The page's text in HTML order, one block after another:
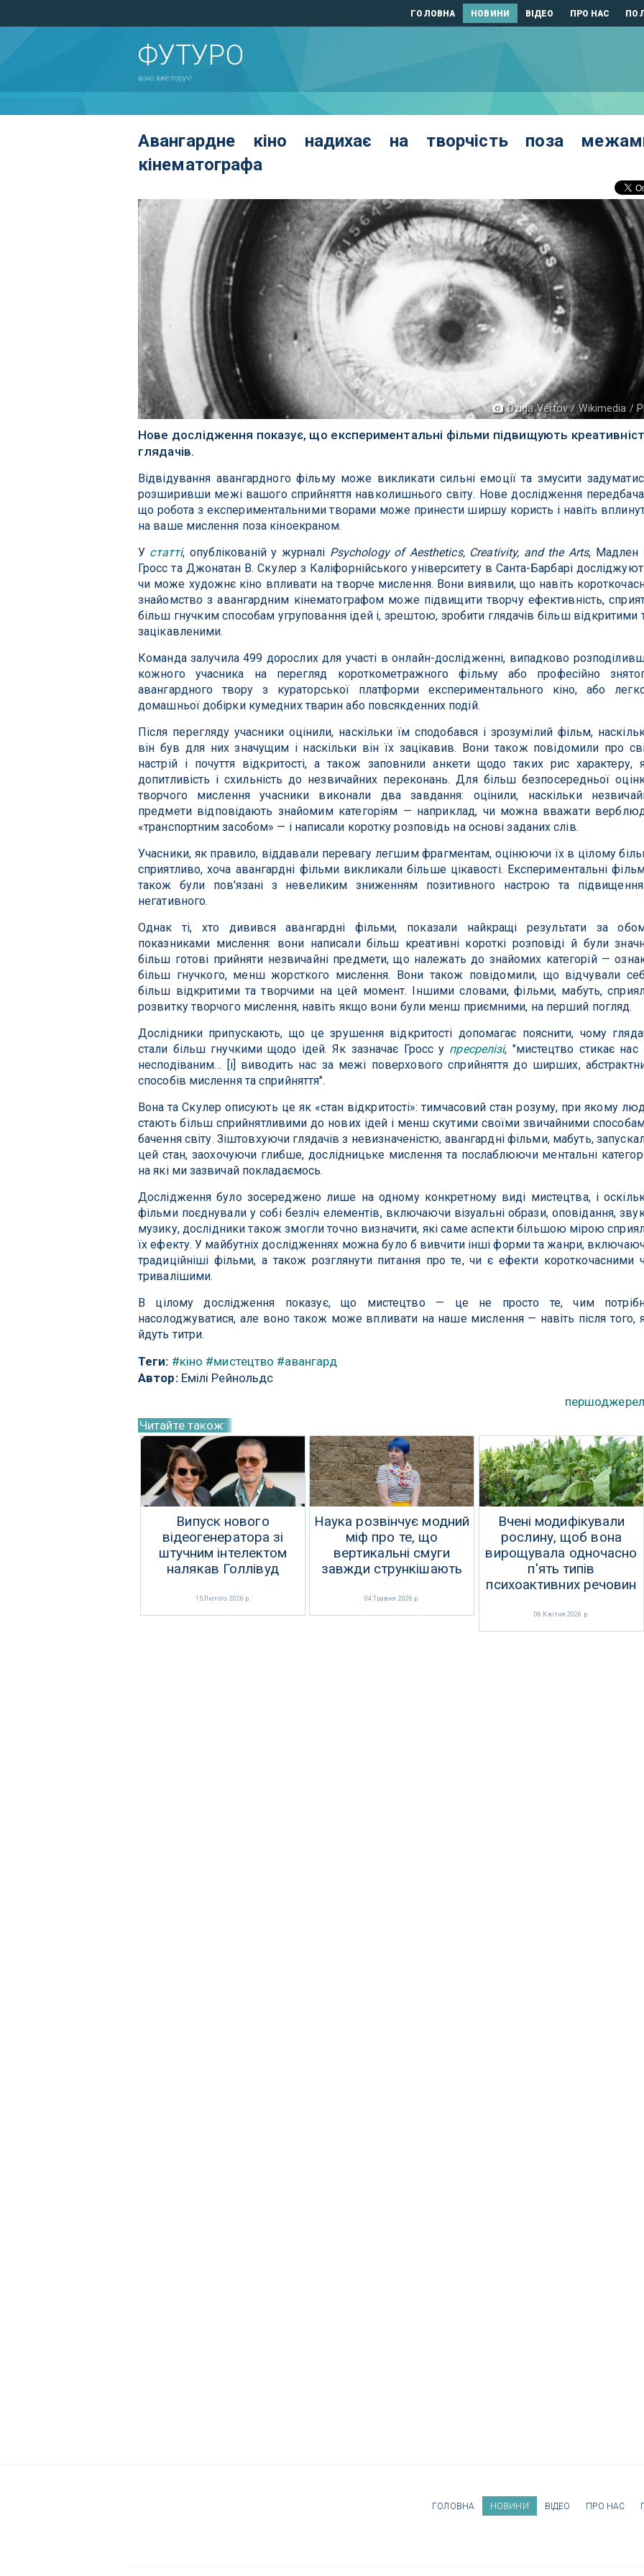
ГОЛОВНА НОВИНИ ВІДЕО ПРО НАС
ФУТУРО
воно вже поруч!
Авангардне кіно надихає на творчість поза
кінематографа
Dziga Vertov / Wikimedia /
Нове дослідження показує, що експериментальні фільми підвищують
глядачів.
Відвідування авангардного фільму може викликати сильні емоції та змусити
розширивши межі вашого сприйняття навколишнього світу. Нове дослідження
що робота з експериментальними творами може принести ширшу користь і навіть
на ваше мислення поза кіноекраном.
У статті, опублікованій у журналі Psychology of Aesthetics, Creativity, and the Arts, Мадлен
Гросс та Джонатан В. Скулер з Каліфорнійського університету в Санта-Барбарі
чи може художнє кіно впливати на творче мислення. Вони виявили, що навіть
знайомство з авангардним кінематографом може підвищити творчу ефективність,
більш гнучким способам угруповання ідей і, зрештою, зробити глядачів більш відкритими
зацікавленими.
Команда залучила 499 дорослих для участі в онлайн-дослідженні, випадково
кожного учасника на перегляд короткометражного фільму або професійно
авангардного твору з кураторської платформи експериментального кіно, або
домашньої добірки кумедних тварин або повсякденних подій.
Після перегляду учасники оцінили, наскільки їм сподобався і зрозумілий фільм,
він був для них значущим і наскільки він їх зацікавив. Вони також повідомили про
настрій і почуття відкритості, а також заповнили анкети щодо таких рис характеру,
допитливість і схильність до незвичайних переконань. Для більш безпосередньої
творчого мислення учасники виконали два завдання: оцінили, наскільки
предмети відповідають знайомим категоріям — наприклад, чи можна вважати
«транспортним засобом» — і написали коротку розповідь на основі заданих слів.
Учасники, як правило, віддавали перевагу легшим фрагментам, оцінюючи їх в цілому
сприятливо, хоча авангардні фільми викликали більше цікавості. Експериментальні
також були пов'язані з невеликим зниженням позитивного настрою та
негативного.
Однак ті, хто дивився авангардні фільми, показали найкращі результати за
показниками мислення: вони написали більш креативні короткі розповіді й були
більш готові прийняти незвичайні предмети, що належать до знайомих категорій —
більш гнучкого, менш жорсткого мислення. Вони також повідомили, що відчували
більш відкритими та творчими на цей момент. Іншими словами, фільми, мабуть,
розвитку творчого мислення, навіть якщо вони були менш приємними, на перший погляд.
Дослідники припускають, що це зрушення відкритості допомагає пояснити, чому
стали більш гнучкими щодо ідей. Як зазначає Гросс у пресрелізі, "мистецтво стикає нас
несподіваним… [і] виводить нас за межі поверхового сприйняття до ширших,
способів мислення та сприйняття".
Вона та Скулер описують це як «стан відкритості»: тимчасовий стан розуму, при якому
стають більш сприйнятливими до нових ідей і менш скутими своїми звичайними
бачення світу. Зіштовхуючи глядачів з невизначеністю, авангардні фільми, мабуть,
цей стан, заохочуючи глибше, дослідницьке мислення та послаблюючи ментальні
на які ми зазвичай покладаємось.
Дослідження було зосереджено лише на одному конкретному виді мистецтва, і
фільми поєднували у собі безліч елементів, включаючи візуальні образи, оповідання,
музику, дослідники також змогли точно визначити, які саме аспекти більшою мірою
їх ефекту. У майбутніх дослідженнях можна було б вивчити інші форми та жанри,
традиційніші фільми, а також розглянути питання про те, чи є ефекти короткочасними
тривалішими.
В цілому дослідження показує, що мистецтво — це не просто те, чим
насолоджуватися, але воно також може впливати на наше мислення — навіть після того,
йдуть титри.
Теги: #кіно #мистецтво #авангард
Автор:Емілі Рейнольдс
Читайте також:
Випуск нового
відеогенератора зі
штучним інтелектом
налякав Голлівуд
15 Лютого 2026 р.
Наука розвінчує модний
міф про те, що
вертикальні смуги
завжди стрункішають
04 Травня 2026 р.
Вчені модифікували
рослину, щоб вона
вирощувала одночасно
п'ять типів
психоактивних речовин
06 Квітня 2026 р.
ГОЛОВНА НОВИНИ ВІДЕО ПРО НАС